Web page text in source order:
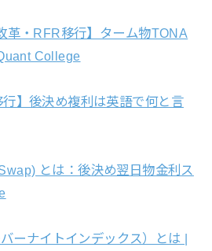
革・RFR移行】ターム物TONA
College
行】後決め複利は英語で何と言
とは：後決め翌日物金利ス
ーナイトインデックス）とは |